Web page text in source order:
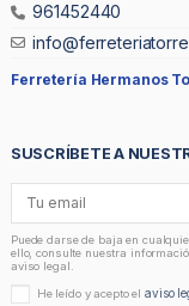
961452440
Ferretería Hermanos
SUSCRÍBETE A
Puede darse de baja en
ello, consulte nuestra
aviso legal.
He leído y acepto elaviso